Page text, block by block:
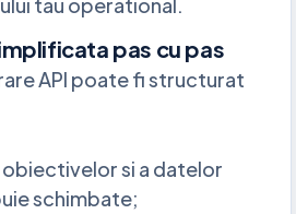
pas cu pas
API poate fi structurat
si a datelor
schimbate;